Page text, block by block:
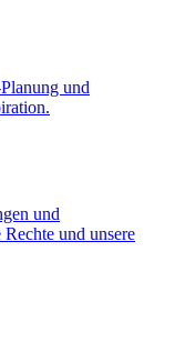
und
und
und unsere